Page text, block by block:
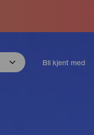
Bli kjent med